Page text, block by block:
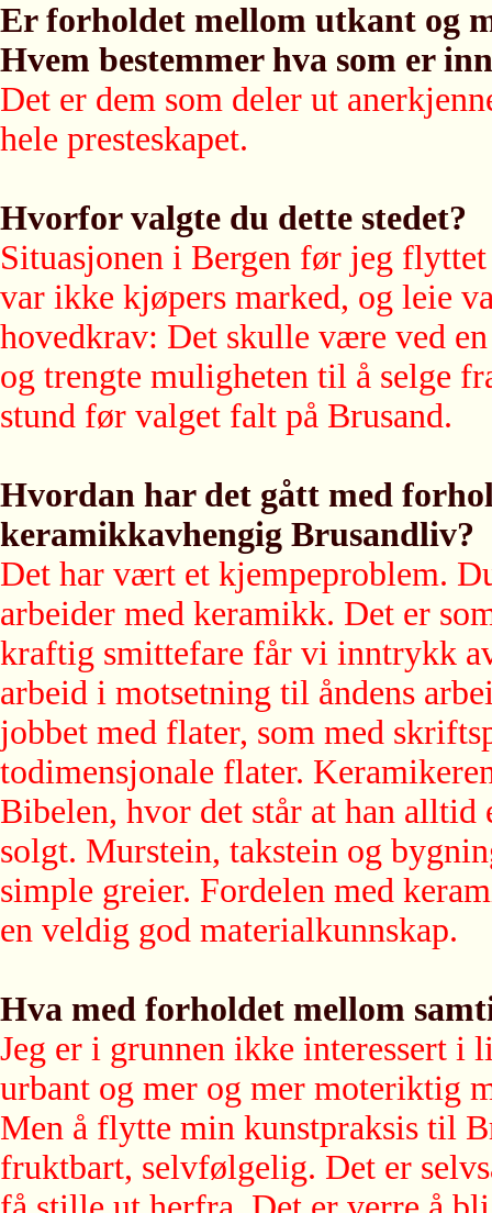
Er forholdet mellom utkant og
Hvem bestemmer hva som er
Det er dem som deler ut
hele presteskapet.
Hvorfor valgte du dette stedet?
Situasjonen i Bergen før jeg
var ikke kjøpers marked, og leie
hovedkrav: Det skulle være ved
og trengte muligheten til å selge
stund før valget falt på Brusand.
Hvordan har det gått med
keramikkavhengig Brusandliv?
Det har vært et kjempeproblem.
arbeider med keramikk. Det er
kraftig smittefare får vi inntrykk
arbeid i motsetning til åndens
jobbet med flater, som med
todimensjonale flater.
Bibelen, hvor det står at han
solgt. Murstein, takstein og
simple greier. Fordelen med
en veldig god materialkunnskap.
Hva med forholdet mellom
Jeg er i grunnen ikke interessert i
urbant og mer og mer moteriktig
Men å flytte min kunstpraksis til
fruktbart, selvfølgelig. Det er